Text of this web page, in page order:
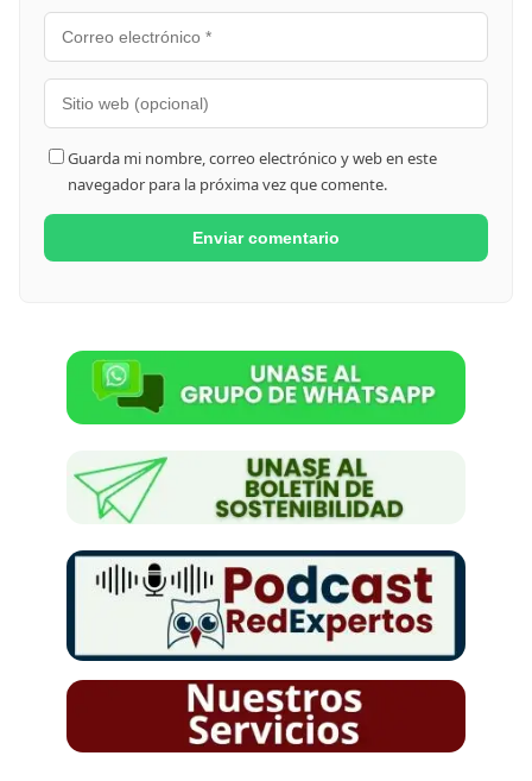
Guarda mi nombre, correo electrónico y web en este
navegador para la próxima vez que comente.